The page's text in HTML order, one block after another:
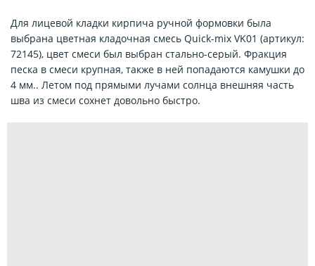
Для лицевой кладки кирпича ручной формовки была
выбрана цветная кладочная смесь Quick-mix VK01 (артикул:
72145), цвет смеси был выбран стально-серый. Фракция
песка в смеси крупная, также в ней попадаются камушки до
4 мм.. Летом под прямыми лучами солнца внешняя часть
шва из смеси сохнет довольно быстро.